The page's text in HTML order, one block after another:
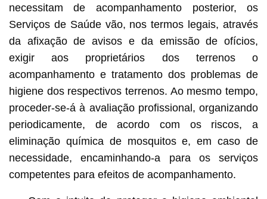
necessitam de acompanhamento posterior, os
Serviços de Saúde vão, nos termos legais, através
da afixação de avisos e da emissão de ofícios,
exigir aos proprietários dos terrenos o
acompanhamento e tratamento dos problemas de
higiene dos respectivos terrenos. Ao mesmo tempo,
proceder-se-á à avaliação profissional, organizando
periodicamente, de acordo com os riscos, a
eliminação química de mosquitos e, em caso de
necessidade, encaminhando-a para os serviços
competentes para efeitos de acompanhamento.